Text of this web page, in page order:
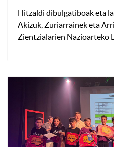
Hitzaldi dibulgatiboak eta
Akizuk, Zuriarrainek eta
Zientzialarien Nazioarteko